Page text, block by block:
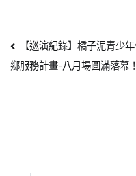
【巡演紀錄】橘子泥青少
鄉服務計畫-八月場圓滿落幕！